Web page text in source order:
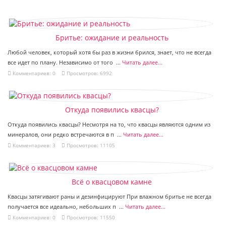
Бритье: ожидание и реальность
Любой человек, который хотя бы раз в жизни брился, знает, что не всегда
все идет по плану. Независимо от того ... Читать далее...
Комментариев: 0 Просмотров: 6992
Откуда появились квасцы?
Откуда появились квасцы? Несмотря на то, что квасцы являются одним из
минералов, они редко встречаются в п ... Читать далее...
Комментариев: 3 Просмотров: 11105
Всё о квасцовом камне
Квасцы затягивают раны и дезинфицируют При влажном бритье не всегда
получается все идеально, небольших п ... Читать далее...
Комментариев: 0 Просмотров: 11550